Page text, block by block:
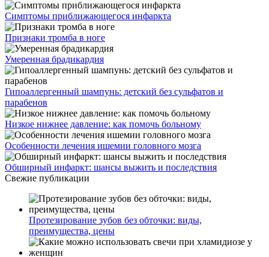
Симптомы приближающегося инфаркта
Признаки тромба в ноге
Умеренная брадикардия
Гипоаллергенный шампунь: детский без сульфатов и
парабенов
Низкое нижнее давление: как помочь больному
Особенности лечения ишемии головного мозга
Обширный инфаркт: шансы выжить и последствия
Свежие публикации
Протезирование зубов без обточки: виды,
преимущества, цены